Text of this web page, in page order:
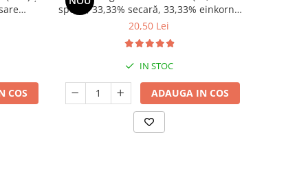
COS
spelta, 33,33% secară, 33,33% einkorn),
alternativă sănătoasă pentru gătit |
20,50 Lei
IN STOC
ADAUGA IN COS